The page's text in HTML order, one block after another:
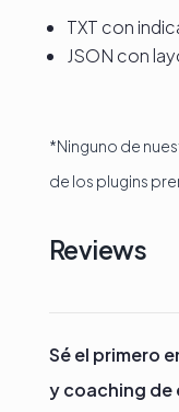
TXT con
JSON con
*Ninguno de
de los plugins
Reviews
Sé el primero
y coaching de